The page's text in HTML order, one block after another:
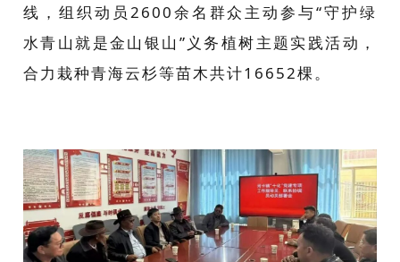
线，组织动员2600余名群众主动参与“守护绿
水青山就是金山银山”义务植树主题实践活动，
合力栽种青海云杉等苗木共计16652棵。